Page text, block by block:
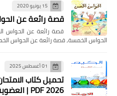
15 يونيو 2020
قصة رائعة عن
قصة رائعة عن الحواس
الحواس الخمسة, قصة رائعة عن الحواس
01 أغسطس 2025
تحميل كتاب
2026 PDF | العضوية وغير العضوية